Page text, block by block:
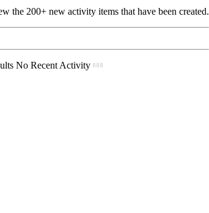
the 200+ new activity items that have been created.
No Recent Activity